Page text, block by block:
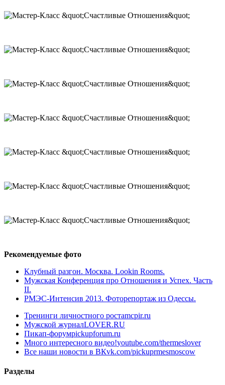
Рекомендуемые фото
Клубный разгон. Москва. Lookin Rooms.
Мужская Конференция про Отношения и Успех. Часть
II.
РМЭС-Интенсив 2013. Фоторепортаж из Одессы.
Тренинги личностного ростаmcpir.ru
Мужской журналLOVER.RU
Пикап-форумpickupforum.ru
Много интересного видео!youtube.com/thermeslover
Все наши новости в ВКvk.com/pickuprmesmoscow
Разделы